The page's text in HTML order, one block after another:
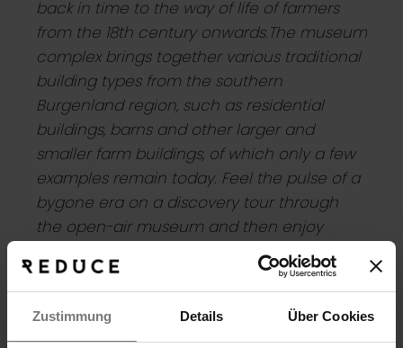
Zustimmung Details Über Cookies
back in time to the way of life of farmers
from the 18th century onwards. The museum
complex brings together various traditional
building types from the southern
Burgenland region, such as residential
buildings, barns and other larger and
smaller farm buildings, of which only a few
examples remain today. Feel the pulse of a
bygone era on a discovery tour through
the open-air museum and then enjoy
regional delicacies in the adjacent
Arkadenheuriger. Traditions are celebrated
memories are created.